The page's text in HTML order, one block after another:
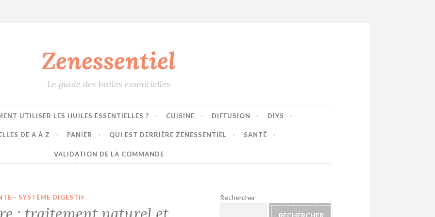
Zenessentiel
Le guide des huiles essentielles
UTILISER LES HUILES ESSENTIELLES ? CUISINE DIFFUSION DIYS
DE A À Z PANIER QUI EST DERRIÈRE ZENESSENTIEL SANTÉ
VALIDATION DE LA COMMANDE
- SYSTÈME DIGESTIF Rechercher